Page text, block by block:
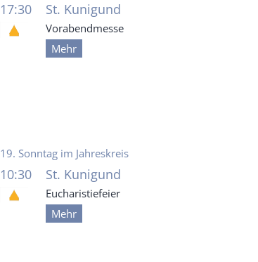
17:30 St. Kunigund
Vorabendmesse
Mehr
19. Sonntag im Jahreskreis
10:30 St. Kunigund
Eucharistiefeier
Mehr